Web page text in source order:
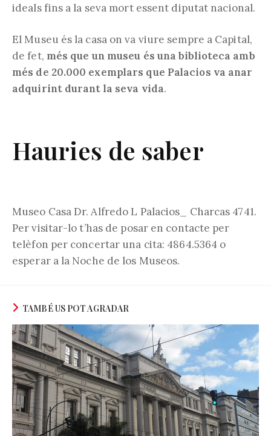
ideals fins a la seva mort essent diputat nacional.
El Museu és la casa on va viure sempre a Capital,
de fet, més que un museu és una biblioteca amb
més de 20.000 exemplars que Palacios va anar
adquirint durant la seva vida.
Hauries de saber
Museo Casa Dr. Alfredo L Palacios_ Charcas 4741.
Per visitar-lo t’has de posar en contacte per
telèfon per concertar una cita: 4864.5364 o
esperar a la Noche de los Museos.
TAMBÉ US POT AGRADAR